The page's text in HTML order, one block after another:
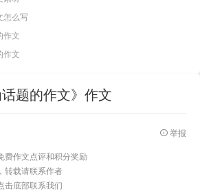
怎么写
作文
作文
题的作文》作文
举报
费作文点评和积分奖励
转载请联系作者
击底部联系我们